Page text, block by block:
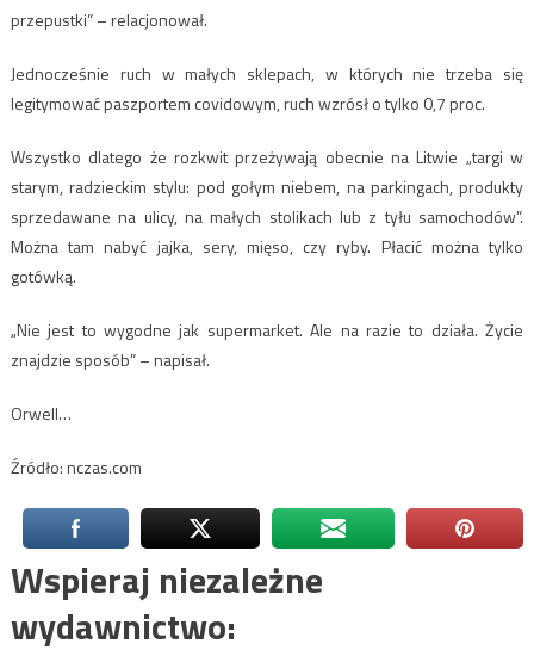
przepustki” – relacjonował.
Jednocześnie ruch w małych sklepach, w których nie trzeba się
legitymować paszportem covidowym, ruch wzrósł o tylko 0,7 proc.
Wszystko dlatego że rozkwit przeżywają obecnie na Litwie „targi w
starym, radzieckim stylu: pod gołym niebem, na parkingach, produkty
sprzedawane na ulicy, na małych stolikach lub z tyłu samochodów”.
Można tam nabyć jajka, sery, mięso, czy ryby. Płacić można tylko
gotówką.
„Nie jest to wygodne jak supermarket. Ale na razie to działa. Życie
znajdzie sposób” – napisał.
Orwell…
Źródło: nczas.com
Wspieraj niezależne
wydawnictwo: